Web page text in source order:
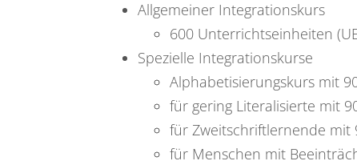
Allgemeiner Integrationskurs
600 Unterrichtseinheiten
Spezielle Integrationskurse
Alphabetisierungskurs mit
für gering Literalisierte mit
für Zweitschriftlernende mit
für Menschen mit